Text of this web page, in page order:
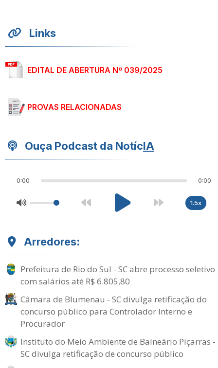
Links
EDITAL DE ABERTURA Nº 039/2025
PROVAS RELACIONADAS
Ouça Podcast da NotícIA
0:00 0:00
1.5x
Arredores:
Prefeitura de Rio do Sul - SC abre processo seletivo
com salários até R$ 6.805,80
Câmara de Blumenau - SC divulga retificação do
concurso público para Controlador Interno e
Procurador
Instituto do Meio Ambiente de Balneário Piçarras -
SC divulga retificação de concurso público